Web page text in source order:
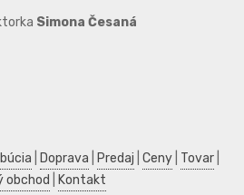
Simona Česaná
Doprava Predaj Ceny Tovar
obchod Kontakt